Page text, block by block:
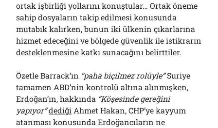
ortak işbirliği yollarını konuştular… Ortak öneme
sahip dosyaların takip edilmesi konusunda
mutabık kalırken, bunun iki ülkenin çıkarlarına
hizmet edeceğini ve bölgede güvenlik ile istikrarın
desteklenmesine katkı sunacağını belirttiler.
Özetle Barrack’ın “paha biçilmez rolüyle”Suriye
tamamen ABD’nin kontrolü altına alınmışken,
Erdoğan’ın, hakkında “Köşesinde gereğini
yapıyor”dediği Ahmet Hakan, CHP’ye kayyum
atanması konusunda Erdoğancıların ne